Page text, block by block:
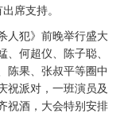
席支持。
犯》前晚举行盛大
何超仪、陈子聪、
陈果、张叔平等圈中
祝派对，一班演员及
祝酒，大会特别安排